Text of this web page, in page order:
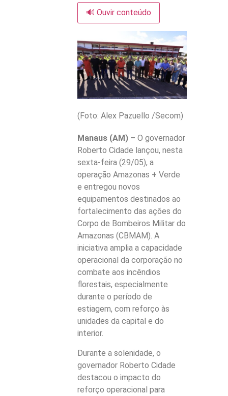
🔊 Ouvir conteúdo
(Foto: Alex Pazuello /Secom)
Manaus (AM) – O governador
Roberto Cidade lançou, nesta
sexta-feira (29/05), a
operação Amazonas + Verde
e entregou novos
equipamentos destinados ao
fortalecimento das ações do
Corpo de Bombeiros Militar do
Amazonas (CBMAM). A
iniciativa amplia a capacidade
operacional da corporação no
combate aos incêndios
florestais, especialmente
durante o período de
estiagem, com reforço às
unidades da capital e do
interior.
Durante a solenidade, o
governador Roberto Cidade
destacou o impacto do
reforço operacional para